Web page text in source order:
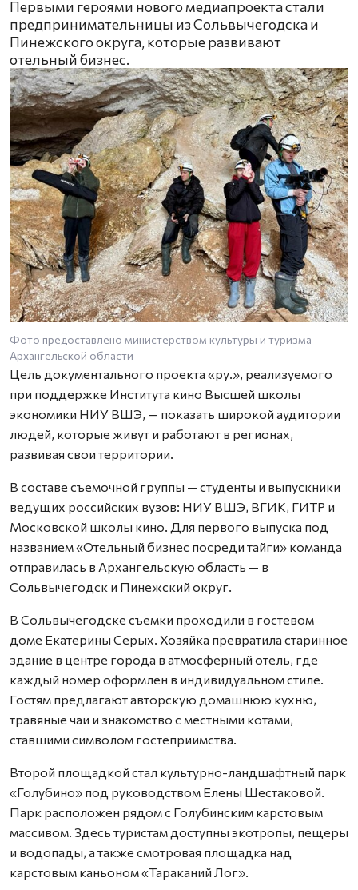
Первыми героями нового медиапроекта стали
предпринимательницы из Сольвычегодска и
Пинежского округа, которые развивают
отельный бизнес.
Фото предоставлено министерством культуры и туризма
Архангельской области
Цель документального проекта «ру.», реализуемого
при поддержке Института кино Высшей школы
экономики НИУ ВШЭ, — показать широкой аудитории
людей, которые живут и работают в регионах,
развивая свои территории.
В составе съемочной группы — студенты и выпускники
ведущих российских вузов: НИУ ВШЭ, ВГИК, ГИТР и
Московской школы кино. Для первого выпуска под
названием «Отельный бизнес посреди тайги» команда
отправилась в Архангельскую область — в
Сольвычегодск и Пинежский округ.
В Сольвычегодске съемки проходили в гостевом
доме Екатерины Серых. Хозяйка превратила старинное
здание в центре города в атмосферный отель, где
каждый номер оформлен в индивидуальном стиле.
Гостям предлагают авторскую домашнюю кухню,
травяные чаи и знакомство с местными котами,
ставшими символом гостеприимства.
Второй площадкой стал культурно-ландшафтный парк
«Голубино» под руководством Елены Шестаковой.
Парк расположен рядом с Голубинским карстовым
массивом. Здесь туристам доступны экотропы, пещеры
и водопады, а также смотровая площадка над
карстовым каньоном «Тараканий Лог».